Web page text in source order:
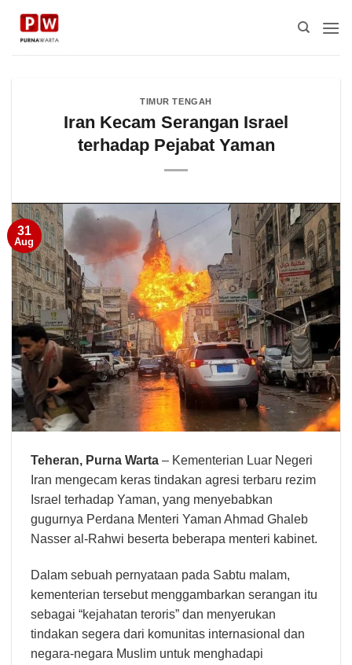
TIMUR TENGAH
Iran Kecam Serangan Israel
terhadap Pejabat Yaman
31
Aug
Teheran, Purna Warta – Kementerian Luar Negeri
Iran mengecam keras tindakan agresi terbaru rezim
Israel terhadap Yaman, yang menyebabkan
gugurnya Perdana Menteri Yaman Ahmad Ghaleb
Nasser al-Rahwi beserta beberapa menteri kabinet.
Dalam sebuah pernyataan pada Sabtu malam,
kementerian tersebut menggambarkan serangan itu
sebagai “kejahatan teroris” dan menyerukan
tindakan segera dari komunitas internasional dan
negara-negara Muslim untuk menghadapi